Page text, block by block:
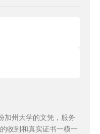
加州大学的文凭，服务
收到和真实证书一模一